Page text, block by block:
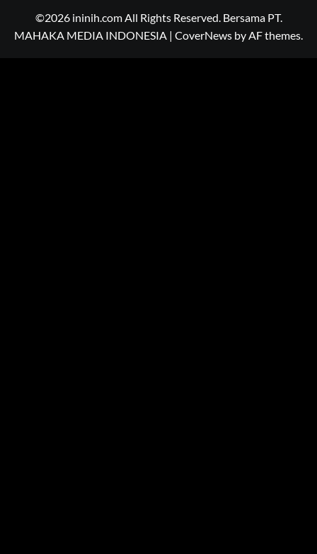
©2026 ininih.com All Rights Reserved. Bersama PT.
MAHAKA MEDIA INDONESIA | CoverNews by AF themes.